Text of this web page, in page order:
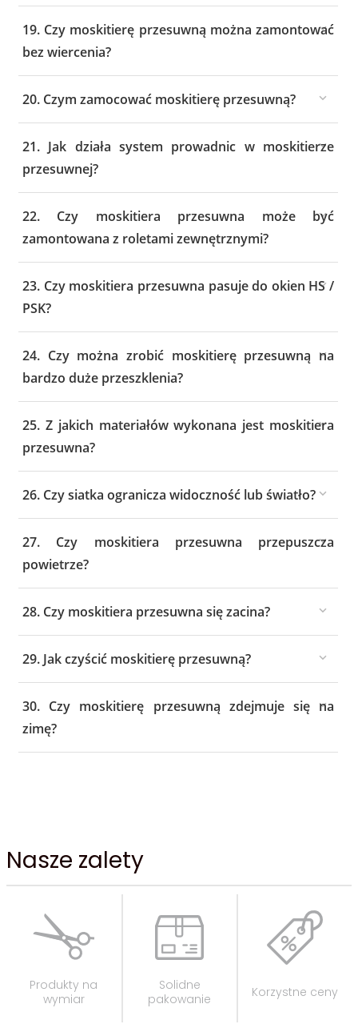
19. Czy moskitierę przesuwną można zamontować
bez wiercenia?
20. Czym zamocować moskitierę przesuwną?
21. Jak działa system prowadnic w moskitierze
przesuwnej?
22. Czy moskitiera przesuwna może być
zamontowana z roletami zewnętrznymi?
23. Czy moskitiera przesuwna pasuje do okien HS /
PSK?
24. Czy można zrobić moskitierę przesuwną na
bardzo duże przeszklenia?
25. Z jakich materiałów wykonana jest moskitiera
przesuwna?
26. Czy siatka ogranicza widoczność lub światło?
27. Czy moskitiera przesuwna przepuszcza
powietrze?
28. Czy moskitiera przesuwna się zacina?
29. Jak czyścić moskitierę przesuwną?
30. Czy moskitierę przesuwną zdejmuje się na
zimę?
Nasze zalety
Produkty na
wymiar
Solidne
pakowanie
Korzystne ceny